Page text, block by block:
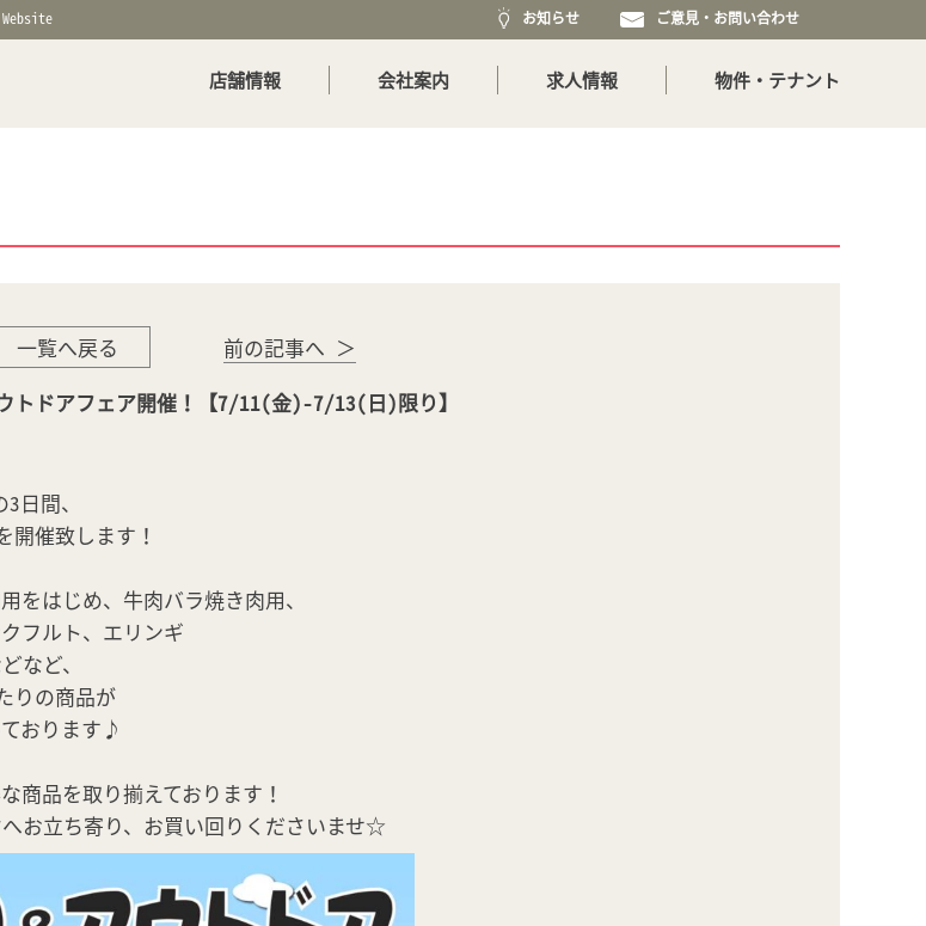
お知らせ ご意見・お問い合わせ
店舗情報 会社案内 求人情報 物件・テナント
一覧へ戻る
前の記事へ ＞
トドアフェア開催！【7/11(金)-7/13(日)限り】
間、
開催致します！
をはじめ、牛肉バラ焼き肉用、
フルト、エリンギ
など、
りの商品が
おります♪
商品を取り揃えております！
お立ち寄り、お買い回りくださいませ☆